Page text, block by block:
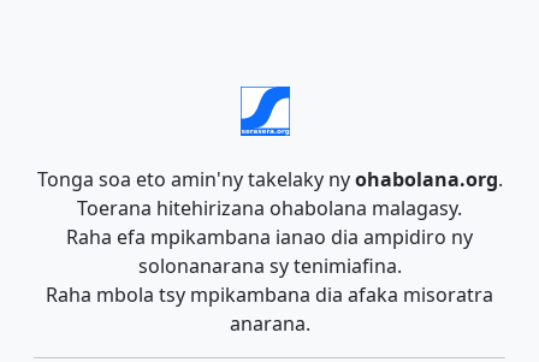
Tonga soa eto amin'ny takelaky nyohabolana.org.
Toerana hitehirizana ohabolana malagasy.
Raha efa mpikambana ianao dia ampidiro ny
solonanarana sy tenimiafina.
Raha mbola tsy mpikambana dia afaka misoratra
anarana.